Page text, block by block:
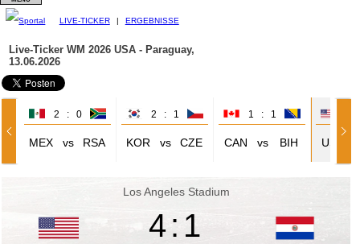
LIVE-TICKER | ERGEBNISSE
Live-Ticker WM 2026 USA - Paraguay,
13.06.2026
2 : 0
MEX vs RSA
2 : 1
KOR vs CZE
1 : 1
CAN vs BIH USA
Los Angeles Stadium
4:1